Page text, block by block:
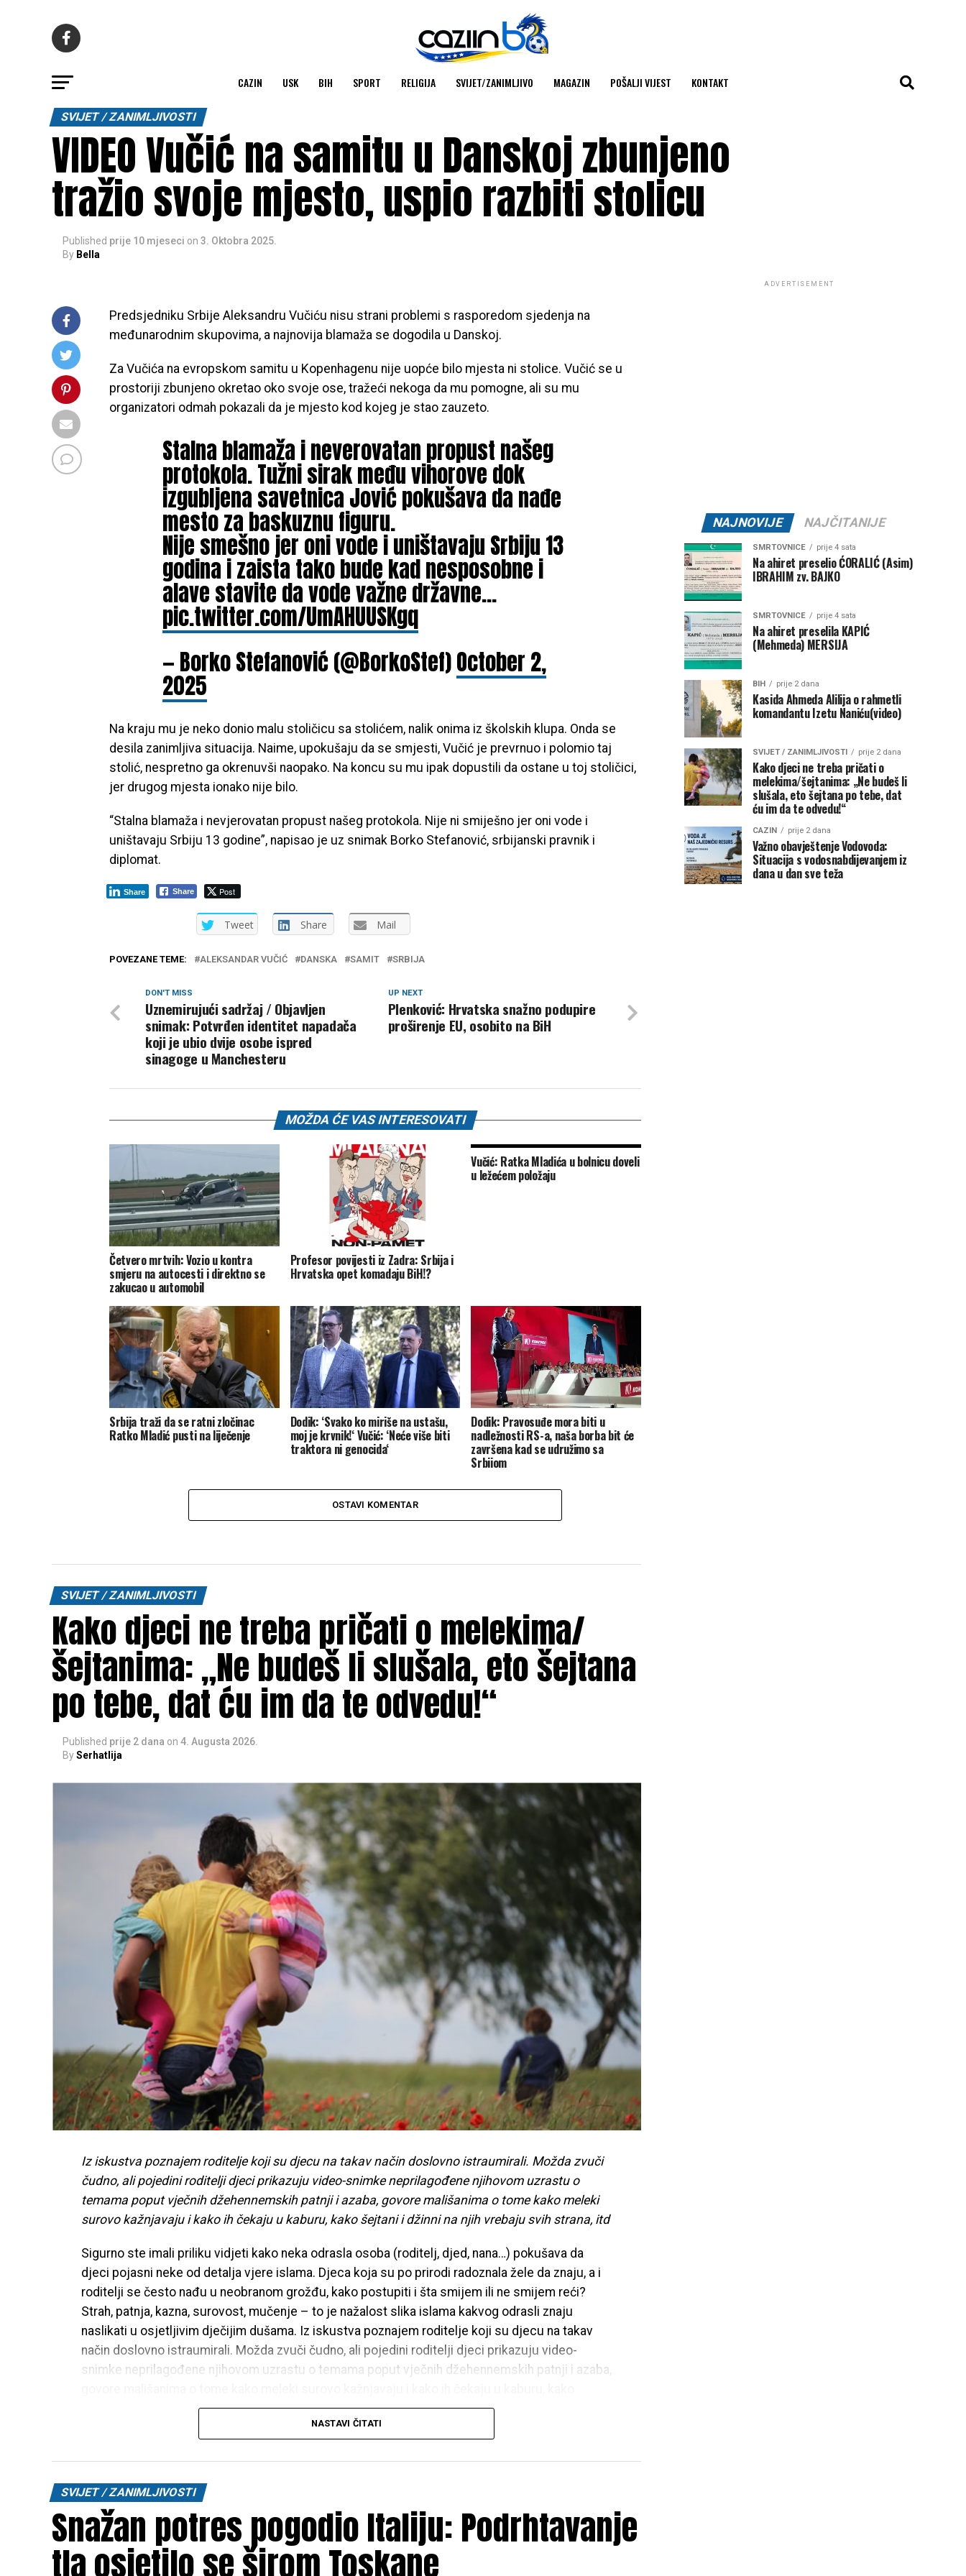
CAZIN USK BIH SPORT RELIGIJA SVIJET/ZANIMLJIVO MAGAZIN POŠALJI VIJEST KONTAKT
SVIJET / ZANIMLJIVOSTI
VIDEO Vučić na samitu u Danskoj zbunjeno
tražio svoje mjesto, uspio razbiti stolicu
Published prije 10 mjeseci on 3. Oktobra 2025.
By Bella
Predsjedniku Srbije Aleksandru Vučiću nisu strani problemi s rasporedom sjedenja na
međunarodnim skupovima, a najnovija blamaža se dogodila u Danskoj.
Za Vučića na evropskom samitu u Kopenhagenu nije uopće bilo mjesta ni stolice. Vučić se u
prostoriji zbunjeno okretao oko svoje ose, tražeći nekoga da mu pomogne, ali su mu
organizatori odmah pokazali da je mjesto kod kojeg je stao zauzeto.
Stalna blamaža i neverovatan propust našeg
protokola. Tužni sirak među vihorove dok
izgubljena savetnica Jović pokušava da nađe
mesto za baskuznu figuru.
Nije smešno jer oni vode i uništavaju Srbiju 13
godina i zaista tako bude kad nesposobne i
alave stavite da vode važne državne…
pic.twitter.com/UmAHUUSKgq
— Borko Stefanović (@BorkoStef)October 2,
2025
Na kraju mu je neko donio malu stoličicu sa stolićem, nalik onima iz školskih klupa. Onda se
desila zanimljiva situacija. Naime, upokušaju da se smjesti, Vučić je prevrnuo i polomio taj
stolić, nespretno ga okrenuvši naopako. Na koncu su mu ipak dopustili da ostane u toj stoličici,
jer drugog mjesta ionako nije bilo.
“Stalna blamaža i nevjerovatan propust našeg protokola. Nije ni smiješno jer oni vode i
uništavaju Srbiju 13 godine”, napisao je uz snimak Borko Stefanović, srbijanski pravnik i
diplomat.
Share Post
Share
Tweet Share Mail
POVEZANE TEME: ALEKSANDAR VUČIĆ DANSKA SAMIT SRBIJA
UP NEXT
Plenković: Hrvatska snažno podupire
proširenje EU, osobito na BiH
DON'T MISS
Uznemirujući sadržaj / Objavljen
snimak: Potvrđen identitet napadača
koji je ubio dvije osobe ispred
sinagoge u Manchesteru
MOŽDA ĆE VAS INTERESOVATI
Četvero mrtvih: Vozio u kontra
smjeru na autocesti i direktno se
zakucao u automobil
Profesor povijesti iz Zadra: Srbija i
Hrvatska opet komadaju BiH!?
Vučić: Ratka Mladića u bolnicu doveli
u ležećem položaju
Srbija traži da se ratni zločinac
Ratko Mladić pusti na liječenje
Dodik: ‘Svako ko miriše na ustašu,
moj je krvnik!‘ Vučić: ‘Neće više biti
traktora ni genocida‘
Dodik: Pravosuđe mora biti u
nadležnosti RS-a, naša borba bit će
završena kad se udružimo sa
Srbijom
OSTAVI KOMENTAR
SVIJET / ZANIMLJIVOSTI
Kako djeci ne treba pričati o melekima/
šejtanima: „Ne budeš li slušala, eto šejtana
po tebe, dat ću im da te odvedu!“
Published prije 2 dana on 4. Augusta 2026.
BySerhatlija
Iz iskustva poznajem roditelje koji su djecu na takav način doslovno istraumirali. Možda zvuči
čudno, ali pojedini roditelji djeci prikazuju video-snimke neprilagođene njihovom uzrastu o
temama poput vječnih džehennemskih patnji i azaba, govore mališanima o tome kako meleki
surovo kažnjavaju i kako ih čekaju u kaburu, kako šejtani i džinni na njih vrebaju svih strana, itd
Sigurno ste imali priliku vidjeti kako neka odrasla osoba (roditelj, djed, nana…) pokušava da
djeci pojasni neke od detalja vjere islama. Djeca koja su po prirodi radoznala žele da znaju, a i
roditelji se često nađu u neobranom grožđu, kako postupiti i šta smijem ili ne smijem reći?
Strah, patnja, kazna, surovost, mučenje – to je nažalost slika islama kakvog odrasli znaju
naslikati u osjetljivim dječijim dušama. Iz iskustva poznajem roditelje koji su djecu na takav
način doslovno istraumirali. Možda zvuči čudno, ali pojedini roditelji djeci prikazuju video-
snimke neprilagođene njihovom uzrastu o temama poput vječnih džehennemskih patnji i azaba,
šejtani i džinni na njih vrebaju svih strana, itd.
Ovakav i sličan pristup razorno djeluje po djecu, u njihovu dušu ubacuje strahove, nesigurnost,
slabi dječije samopouzdanje, ruši lijepu sliku o islamu i Allahu, dž.š. Roditelji tako postupaju iz
dobre namjere, ali nažalost naprave dosta problema u psihičkom i emocionalnom razvoju
svojih mališana. Zadatak roditelja je da svojoj djeci prezentuju pozitivnu i lijepu sliku o islamu,
a ne prijeteću i zastrašujuću. Razgovor o vjeri treba uvijek voditi na blag i smiren način kako bi
se pridobilo srce djeteta i pobudila znatiželja. Nije dovoljno da dijete mehanički nauči islamske
i imanske šarte, već je potrebno njegovo srce istinski vezati za Allaha, dž.š., u stvarnom životu.
NASTAVI ČITATI
SVIJET / ZANIMLJIVOSTI
Snažan potres pogodio Italiju: Podrhtavanje
tla osjetilo se širom Toskane
ADVERTISEMENT
NAJNOVIJE NAJČITANIJE
SMRTOVNICE prije 4 sata
Na ahiret preselio ĆORALIĆ (Asim)
IBRAHIM zv. BAJKO
SMRTOVNICE prije 4 sata
Na ahiret preselila KAPIĆ
(Mehmeda) MERSIJA
BIH prije 2 dana
Kasida Ahmeda Alilija o rahmetli
komandantu Izetu Naniću(video)
SVIJET / ZANIMLJIVOSTI prije 2 dana
Kako djeci ne treba pričati o
melekima/šejtanima: „Ne budeš li
slušala, eto šejtana po tebe, dat
ću im da te odvedu!“
CAZIN prije 2 dana
Važno obavještenje Vodovoda:
Situacija s vodosnabdijevanjem iz
dana u dan sve teža